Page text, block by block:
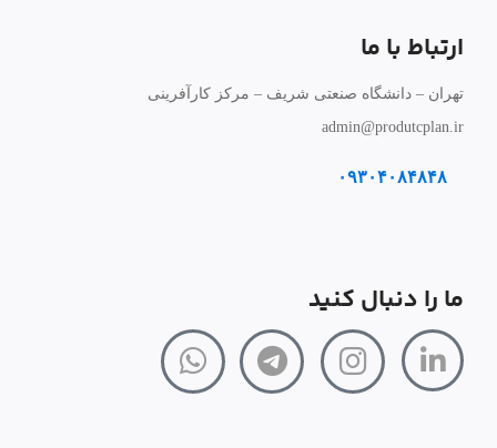
ارتباط با ما
تهران – دانشگاه صنعتی شریف – مرکز کارآفرینی
admin@produtcplan.ir
۰۹۳۰۴۰۸۴۸۴۸
ما را دنبال کنید